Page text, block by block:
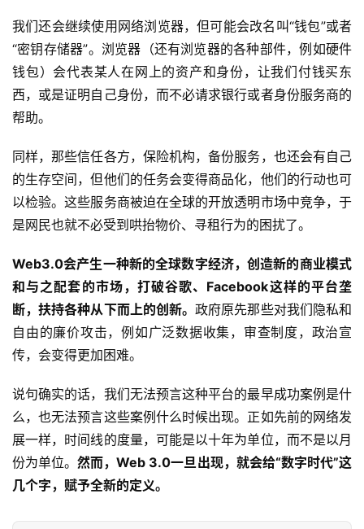
我们还会继续使用网络浏览器，但可能会改名叫“钱包”或者
“密钥存储器”。浏览器（还有浏览器的各种部件，例如硬件
钱包）会代表某人在网上的资产和身份，让我们付钱买东
西，或是证明自己身份，而不必请求银行或者身份服务商的
帮助。
同样，那些信任各方，保险机构，备份服务，也还会有自己
的生存空间，但他们的任务会变得商品化，他们的行动也可
以检验。这些服务商被迫在全球的开放透明市场中竞争，于
是网民也就不必受到哄抬物价、寻租行为的困扰了。
Web3.0会产生一种新的全球数字经济，创造新的商业模式
和与之配套的市场，打破谷歌、Facebook这样的平台垄
断，扶持各种从下而上的创新。政府原先那些对我们隐私和
自由的廉价攻击，例如广泛数据收集，审查制度，政治宣
传，会变得更加困难。
说句确实的话，我们无法预言这种平台的最早成功案例是什
么，也无法预言这些案例什么时候出现。正如先前的网络发
展一样，时间线的度量，可能是以十年为单位，而不是以月
份为单位。然而，Web 3.0一旦出现，就会给“数字时代”这
几个字，赋予全新的定义。